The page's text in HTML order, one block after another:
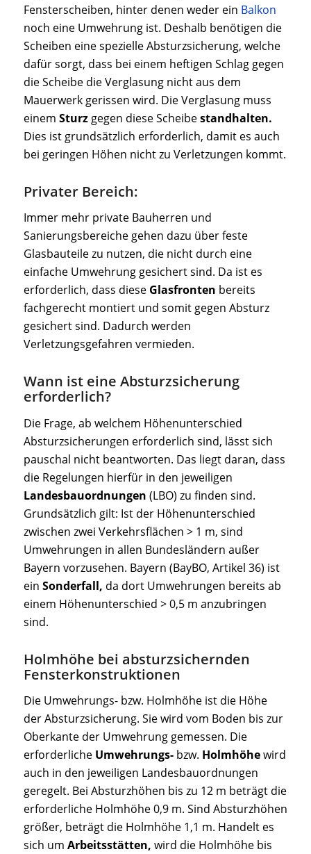
Fensterscheiben, hinter denen weder ein Balkon
noch eine Umwehrung ist. Deshalb benötigen die
Scheiben eine spezielle Absturzsicherung, welche
dafür sorgt, dass bei einem heftigen Schlag gegen
die Scheibe die Verglasung nicht aus dem
Mauerwerk gerissen wird. Die Verglasung muss
einem Sturzgegen diese Scheibestandhalten.
Dies ist grundsätzlich erforderlich, damit es auch
bei geringen Höhen nicht zu Verletzungen kommt.
Privater Bereich:
Immer mehr private Bauherren und
Sanierungsbereiche gehen dazu über feste
Glasbauteile zu nutzen, die nicht durch eine
einfache Umwehrung gesichert sind. Da ist es
erforderlich, dass diese Glasfronten bereits
fachgerecht montiert und somit gegen Absturz
gesichert sind. Dadurch werden
Verletzungsgefahren vermieden.
Wann ist eine Absturzsicherung
erforderlich?
Die Frage, ab welchem Höhenunterschied
Absturzsicherungen erforderlich sind, lässt sich
pauschal nicht beantworten. Das liegt daran, dass
die Regelungen hierfür in den jeweiligen
Landesbauordnungen (LBO) zu finden sind.
Grundsätzlich gilt: Ist der Höhenunterschied
zwischen zwei Verkehrsflächen > 1 m, sind
Umwehrungen in allen Bundesländern außer
Bayern vorzusehen. Bayern (BayBO, Artikel 36) ist
ein Sonderfall, da dort Umwehrungen bereits ab
einem Höhenunterschied > 0,5 m anzubringen
sind.
Holmhöhe bei absturzsichernden
Fensterkonstruktionen
Die Umwehrungs- bzw. Holmhöhe ist die Höhe
der Absturzsicherung. Sie wird vom Boden bis zur
Oberkante der Umwehrung gemessen. Die
erforderliche Umwehrungs-bzw. Holmhöhewird
auch in den jeweiligen Landesbauordnungen
geregelt. Bei Absturzhöhen bis zu 12 m beträgt die
erforderliche Holmhöhe 0,9 m. Sind Absturzhöhen
größer, beträgt die Holmhöhe 1,1 m. Handelt es
sich um Arbeitsstätten, wird die Holmhöhe bis